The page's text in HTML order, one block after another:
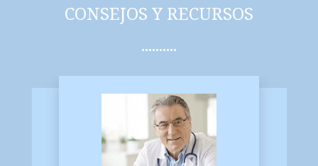
CONSEJOS Y RECURSOS